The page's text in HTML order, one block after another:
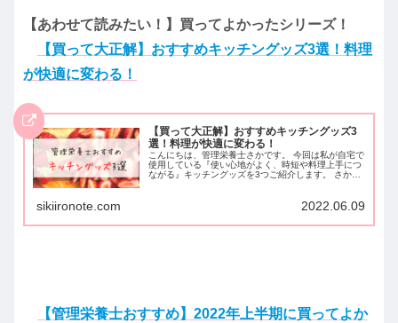
【あわせて読みたい！】買ってよかったシリーズ！
【買って大正解】おすすめキッチングッズ3選！料理
が快適に変わる！
【買って大正解】おすすめキッチングッズ3
選！料理が快適に変わる！
こんにちは、管理栄養士さかです。 今回は私が自宅で
使用している『使い心地がよく、時短や料理上手につ
ながる』キッチングッズを3つご紹介します。 さかさ
sikiironote.com 2022.06.09
【管理栄養士おすすめ】2022年上半期に買ってよか